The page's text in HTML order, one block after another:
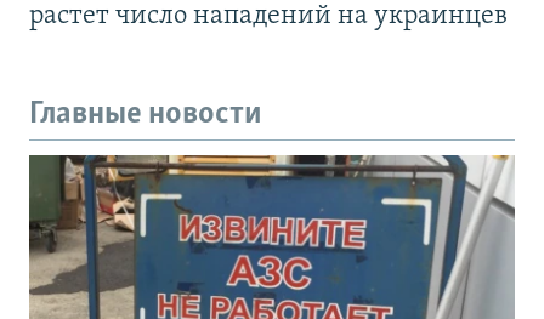
растет число нападений на украинцев
Главные новости